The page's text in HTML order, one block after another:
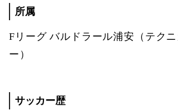
所属
Fリーグ バルドラール浦安（テク
ー）
サッカー歴